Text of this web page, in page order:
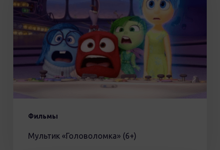
Фильмы
Мультик «Головоломка» (6+)